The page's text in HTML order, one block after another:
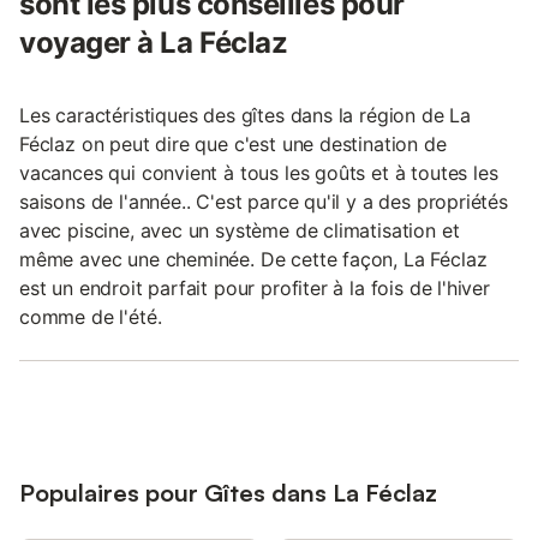
voyager à La Féclaz
Les caractéristiques des gîtes dans la région de La
Féclaz on peut dire que c'est une destination de
vacances qui convient à tous les goûts et à toutes les
saisons de l'année.. C'est parce qu'il y a des propriétés
avec piscine, avec un système de climatisation et
même avec une cheminée. De cette façon, La Féclaz
est un endroit parfait pour profiter à la fois de l'hiver
comme de l'été.
Populaires pour Gîtes dans La Féclaz